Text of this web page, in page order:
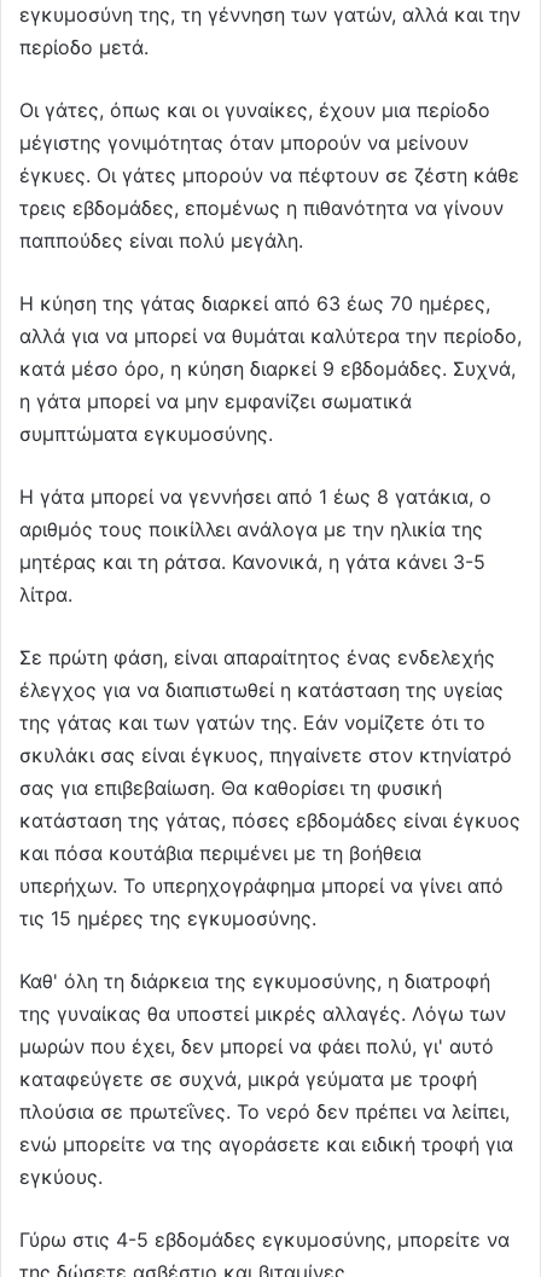
εγκυμοσύνη της, τη γέννηση των γατών, αλλά και την
περίοδο μετά.
Οι γάτες, όπως και οι γυναίκες, έχουν μια περίοδο
μέγιστης γονιμότητας όταν μπορούν να μείνουν
έγκυες. Οι γάτες μπορούν να πέφτουν σε ζέστη κάθε
τρεις εβδομάδες, επομένως η πιθανότητα να γίνουν
παππούδες είναι πολύ μεγάλη.
Η κύηση της γάτας διαρκεί από 63 έως 70 ημέρες,
αλλά για να μπορεί να θυμάται καλύτερα την περίοδο,
κατά μέσο όρο, η κύηση διαρκεί 9 εβδομάδες. Συχνά,
η γάτα μπορεί να μην εμφανίζει σωματικά
συμπτώματα εγκυμοσύνης.
Η γάτα μπορεί να γεννήσει από 1 έως 8 γατάκια, ο
αριθμός τους ποικίλλει ανάλογα με την ηλικία της
μητέρας και τη ράτσα. Κανονικά, η γάτα κάνει 3-5
λίτρα.
Σε πρώτη φάση, είναι απαραίτητος ένας ενδελεχής
έλεγχος για να διαπιστωθεί η κατάσταση της υγείας
της γάτας και των γατών της. Εάν νομίζετε ότι το
σκυλάκι σας είναι έγκυος, πηγαίνετε στον κτηνίατρό
σας για επιβεβαίωση. Θα καθορίσει τη φυσική
κατάσταση της γάτας, πόσες εβδομάδες είναι έγκυος
και πόσα κουτάβια περιμένει με τη βοήθεια
υπερήχων. Το υπερηχογράφημα μπορεί να γίνει από
τις 15 ημέρες της εγκυμοσύνης.
Καθ' όλη τη διάρκεια της εγκυμοσύνης, η διατροφή
της γυναίκας θα υποστεί μικρές αλλαγές. Λόγω των
μωρών που έχει, δεν μπορεί να φάει πολύ, γι' αυτό
καταφεύγετε σε συχνά, μικρά γεύματα με τροφή
πλούσια σε πρωτεΐνες. Το νερό δεν πρέπει να λείπει,
ενώ μπορείτε να της αγοράσετε και ειδική τροφή για
εγκύους.
Γύρω στις 4-5 εβδομάδες εγκυμοσύνης, μπορείτε να
της δώσετε ασβέστιο και βιταμίνες.